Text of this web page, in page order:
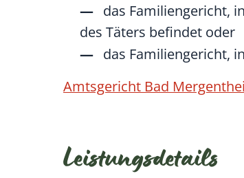
das Familiengericht,
des Täters befindet oder
das Familiengericht,
Amtsgericht Bad
Leistungsdetails